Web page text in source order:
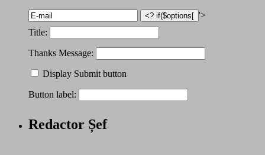
'>
Title:
Thanks Message:
Display Submit button
Button label:
Redactor Șef